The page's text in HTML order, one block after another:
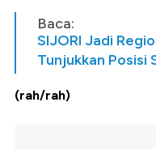
Baca:
SIJORI Jadi
Tunjukkan Posisi
(rah/rah)